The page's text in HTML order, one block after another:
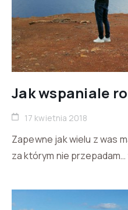
Jak wspaniale
17 kwietnia 2018
Zapewne jak wielu z was
za którym nie przepadam…